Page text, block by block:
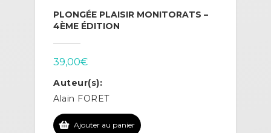
PLONGÉE PLAISIR MONITORATS –
4ÈME ÉDITION
39,00€
Auteur(s):
Alain FORET
Ajouter au panier